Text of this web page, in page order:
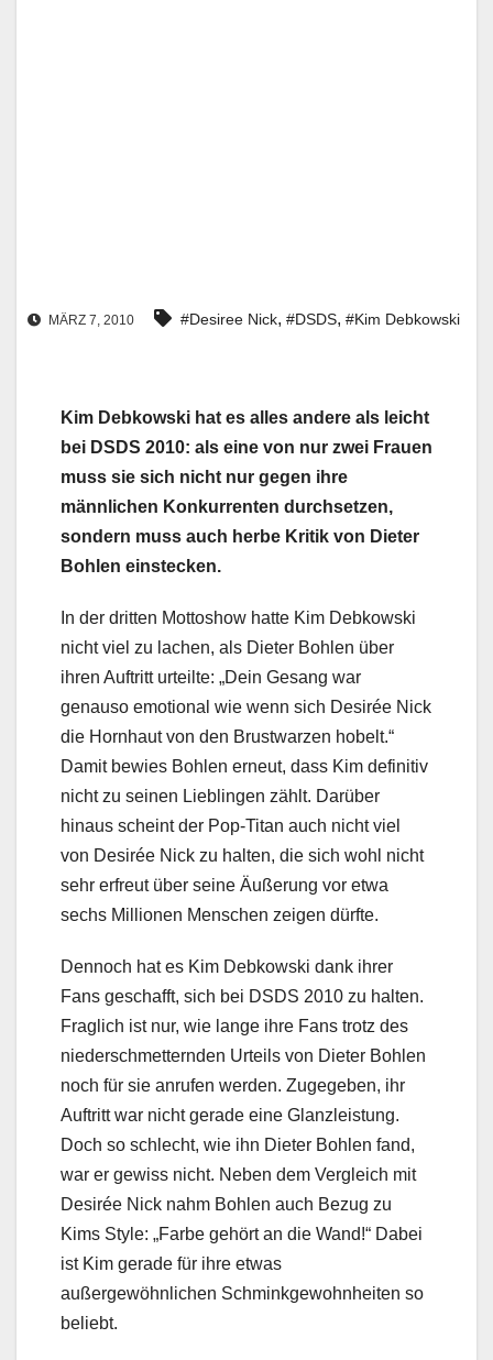
MÄRZ 7, 2010 #Desiree Nick, #DSDS, #Kim Debkowski
Kim Debkowski hat es alles andere als leicht
bei DSDS 2010: als eine von nur zwei Frauen
muss sie sich nicht nur gegen ihre
männlichen Konkurrenten durchsetzen,
sondern muss auch herbe Kritik von Dieter
Bohlen einstecken.
In der dritten Mottoshow hatte Kim Debkowski
nicht viel zu lachen, als Dieter Bohlen über
ihren Auftritt urteilte: „Dein Gesang war
genauso emotional wie wenn sich Desirée Nick
die Hornhaut von den Brustwarzen hobelt.“
Damit bewies Bohlen erneut, dass Kim definitiv
nicht zu seinen Lieblingen zählt. Darüber
hinaus scheint der Pop-Titan auch nicht viel
von Desirée Nick zu halten, die sich wohl nicht
sehr erfreut über seine Äußerung vor etwa
sechs Millionen Menschen zeigen dürfte.
Dennoch hat es Kim Debkowski dank ihrer
Fans geschafft, sich bei DSDS 2010 zu halten.
Fraglich ist nur, wie lange ihre Fans trotz des
niederschmetternden Urteils von Dieter Bohlen
noch für sie anrufen werden. Zugegeben, ihr
Auftritt war nicht gerade eine Glanzleistung.
Doch so schlecht, wie ihn Dieter Bohlen fand,
war er gewiss nicht. Neben dem Vergleich mit
Desirée Nick nahm Bohlen auch Bezug zu
Kims Style: „Farbe gehört an die Wand!“ Dabei
ist Kim gerade für ihre etwas
außergewöhnlichen Schminkgewohnheiten so
beliebt.